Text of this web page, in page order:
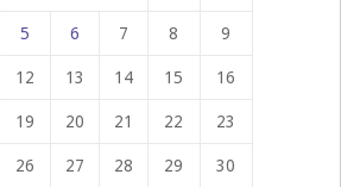
5 6 7 8 9
12 13 14 15 16
19 20 21 22 23
26 27 28 29 30